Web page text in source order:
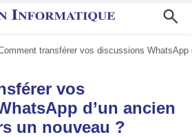
transférer vos discussions WhatsApp
vos
d’un ancien
un nouveau ?